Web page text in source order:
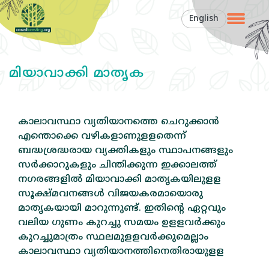
English
മിയാവാക്കി മാതൃക
കാലാവസ്ഥാ വ്യതിയാനത്തെ ചെറുക്കാന്‍
എന്തൊക്കെ വഴികളാണുളളതെന്ന്‌
ബദ്ധശ്രദ്ധരായ വ്യക്തികളും സ്ഥാപനങ്ങളും
സര്‍ക്കാറുകളും ചിന്തിക്കുന്ന ഇക്കാലത്ത്‌
നഗരങ്ങളില്‍ മിയാവാക്കി മാതൃകയിലുളള
സൂക്ഷ്‌മവനങ്ങള്‍ വിജയകരമായൊരു
മാതൃകയായി മാറുന്നുണ്ട്‌. ഇതിന്റെ ഏറ്റവും
വലിയ ഗുണം കുറച്ചു സമയം ഉളളവര്‍ക്കും
കുറച്ചുമാത്രം സ്ഥലമുളളവര്‍ക്കുമെല്ലാം
കാലാവസ്ഥാ വ്യതിയാനത്തിനെതിരായുളള